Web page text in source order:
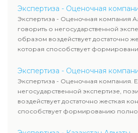
Экспертиза - Оценочная
Экспертиза - Оценочная компания
говорить о негосударственной
образом воздействует достаточно
которая способствует
Экспертиза - Оценочная
Экспертиза - Оценочная компания.
негосударственной экспертизе,
воздействует достаточно жесткая
способствует формированию